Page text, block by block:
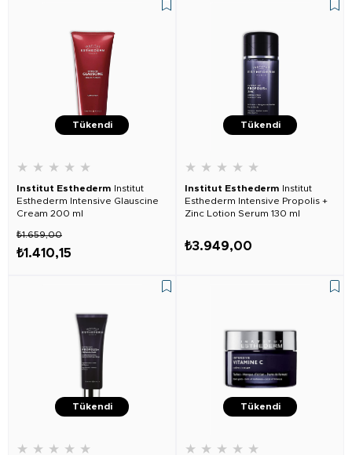
Tükendi
★ ★ ★ ★ ★
Institut Esthederm Institut
Esthederm Intensive Glauscine
Cream 200 ml
₺1.410,15
₺1.659,00
Tükendi
★ ★ ★ ★ ★
Institut Esthederm Institut
Esthederm Intensive Propolis +
Zinc Lotion Serum 130 ml
₺3.949,00
Tükendi
★ ★ ★ ★ ★
Tükendi
★ ★ ★ ★ ★